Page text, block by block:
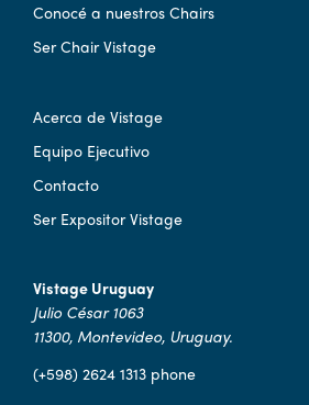
Conocé a nuestros Chairs
Ser Chair Vistage
Acerca de Vistage
Equipo Ejecutivo
Contacto
Ser Expositor Vistage
Vistage Uruguay
Julio César 1063
11300, Montevideo, Uruguay.
(+598) 2624 1313 phone